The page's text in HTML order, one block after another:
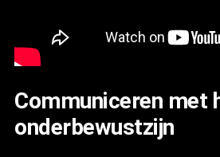
Communiceren met
onderbewustzijn